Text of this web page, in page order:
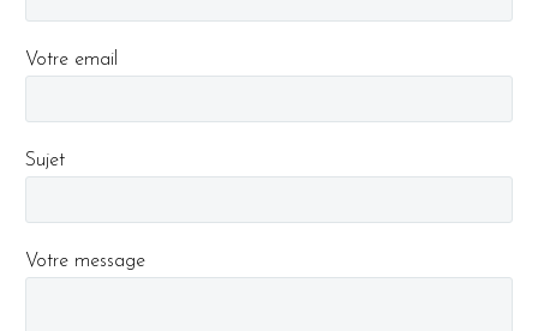
Votre email
Sujet
Votre message